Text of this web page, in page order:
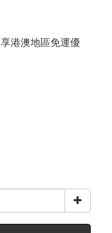
港澳地區免運優